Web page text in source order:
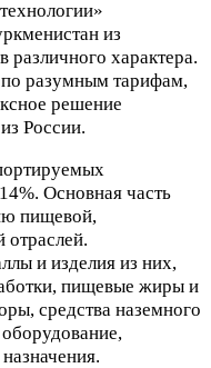
из
различного характера.
разумным тарифам,
решение
России.
Основная часть
пищевой,
и изделия из них,
пищевые жиры и
средства наземного